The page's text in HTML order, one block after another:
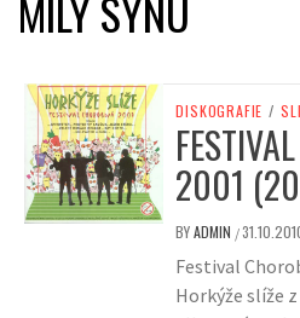
DISKOGRAFIE /
2001
BYADMIN /
Festival
Horkýže slíže